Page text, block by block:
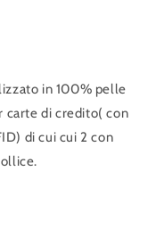
in 100% pelle
carte di credito( con
di cui cui 2 con